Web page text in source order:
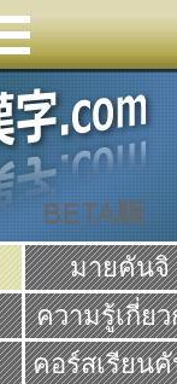
มายคันจิ
ความรู้เกี่ย
คันจิ
คอร์สเรียน